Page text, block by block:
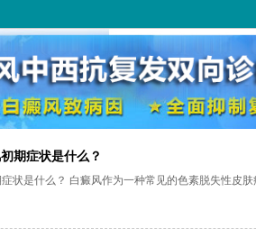
期症状是什么？
状是什么？ 白癜风作为一种常见的色素脱失性皮